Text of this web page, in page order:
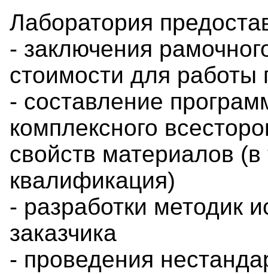
Лаборатория
- заключения
стоимости для работы
- составление
комплексного
свойств материалов
квалификация)
- разработки методик
заказчика
- проведения